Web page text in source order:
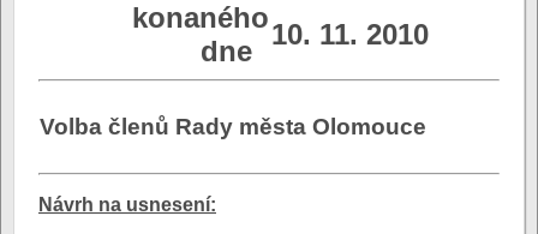
konaného
dne
10. 11. 2010
Volba členů Rady města Olomouce
Návrh na usnesení: